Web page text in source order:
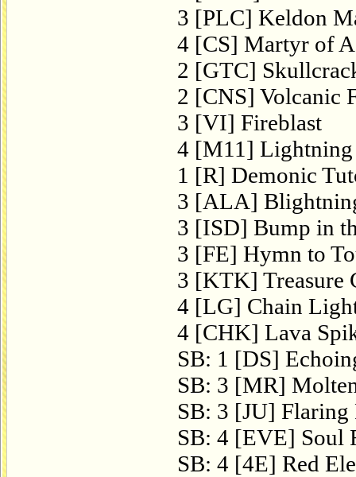
3 [PLC] Keldon
4 [CS] Martyr of
2 [GTC]
2 [CNS] Volcanic
3 [VI] Fireblast
4 [M11]
1 [R] Demonic
3 [ALA]
3 [ISD] Bump in
3 [FE] Hymn to
3 [KTK] Treasure
4 [LG] Chain
4 [CHK] Lava
SB: 1 [DS]
SB: 3 [MR]
SB: 3 [JU] Flaring
SB: 4 [EVE] Soul
SB: 4 [4E] Red